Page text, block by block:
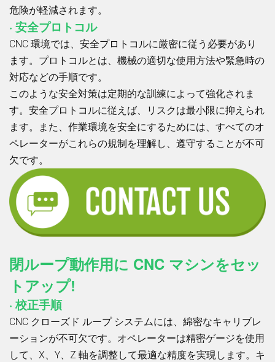
危険が軽減されます。
· 安全プロトコル
CNC 環境では、安全プロトコルに厳密に従う必要があり
ます。プロトコルとは、機械の適切な使用方法や緊急時の
対応などの手順です。
このような安全対策は定期的な訓練によって強化されま
す。安全プロトコルに従えば、リスクは最小限に抑えられ
ます。また、作業環境を安全にするためには、すべてのオ
ペレーターがこれらの規制を理解し、遵守することが不可
欠です。
閉ループ動作用に CNC マシンをセッ
トアップ!
· 校正手順
CNC クローズド ループ システムには、綿密なキャリブレ
ーションが不可欠です。オペレーターは精密ゲージを使用
して、X、Y、Z 軸を調整して最適な精度を実現します。キ